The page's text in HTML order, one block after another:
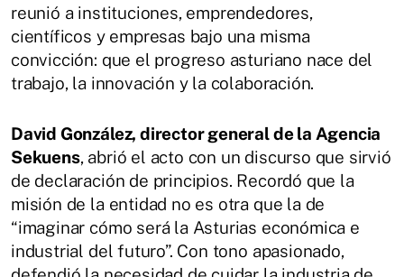
reunió a instituciones, emprendedores,
científicos y empresas bajo una misma
convicción: que el progreso asturiano nace del
trabajo, la innovación y la colaboración.
David González, director general de la Agencia
Sekuens, abrió el acto con un discurso que sirvió
de declaración de principios. Recordó que la
misión de la entidad no es otra que la de
“imaginar cómo será la Asturias económica e
industrial del futuro”. Con tono apasionado,